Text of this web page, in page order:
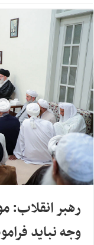
رهبر
وجه نباید